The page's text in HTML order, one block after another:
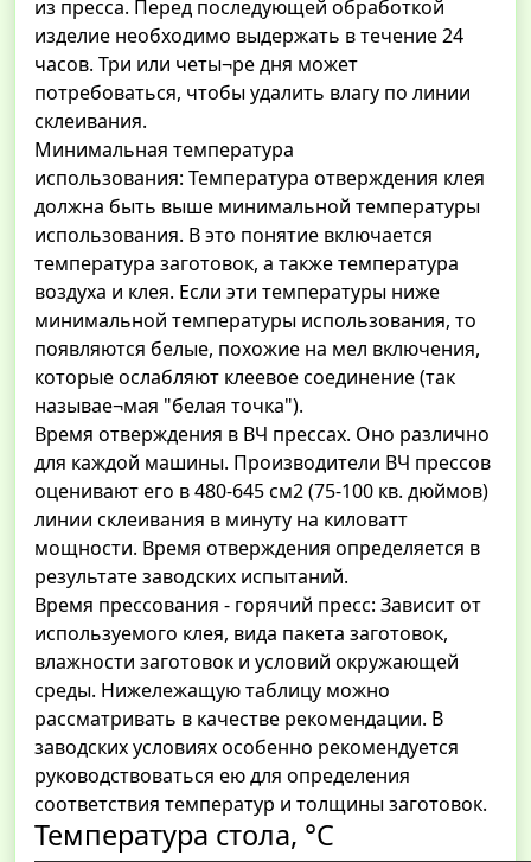
из пресса. Перед последующей обработкой
изделие необходимо выдержать в течение 24
часов. Три или четы¬ре дня может
потребоваться, чтобы удалить влагу по линии
склеивания.
Минимальная температура
использования: Температура отверждения клея
должна быть выше минимальной температуры
использования. В это понятие включается
температура заготовок, а также температура
воздуха и клея. Если эти температуры ниже
минимальной температуры использования, то
появляются белые, похожие на мел включения,
которые ослабляют клеевое соединение (так
называе¬мая "белая точка").
Время отверждения в ВЧ прессах. Оно различно
для каждой машины. Производители ВЧ прессов
оценивают его в 480-645 см2 (75-100 кв. дюймов)
линии склеивания в минуту на киловатт
мощности. Время отверждения определяется в
результате заводских испытаний.
Время прессования - горячий пресс: Зависит от
используемого клея, вида пакета заготовок,
влажности заготовок и условий окружающей
среды. Нижележащую таблицу можно
рассматривать в качестве рекомендации. В
заводских условиях особенно рекомендуется
руководствоваться ею для определения
соответствия температур и толщины заготовок.
Температура стола, °С